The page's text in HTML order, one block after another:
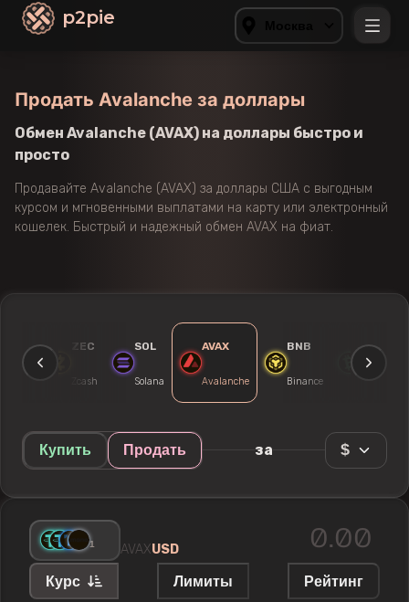
p2pie
Продать Avalanche за доллары
Обмен Avalanche (AVAX) на доллары быстро и
просто
Продавайте Avalanche (AVAX) за доллары США с выгодным
курсом и мгновенными выплатами на карту или электронный
кошелек. Быстрый и надежный обмен AVAX на фиат.
TUSD ZEC
Zcash
SOL
Solana
AVAX
Avalanche
BNB
Binance
BCH
Купить Продать за $
+1 AVAXUSD
Курс Лимиты Рейтинг